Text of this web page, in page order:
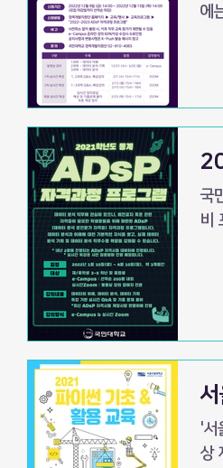
에
국
비
'서
상